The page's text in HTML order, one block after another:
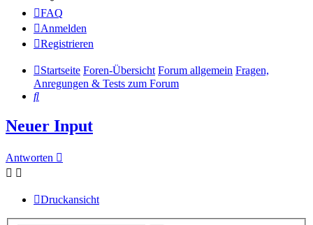
FAQ
Anmelden
Registrieren
Startseite Foren-Übersicht Forum allgemein Fragen,
Anregungen & Tests zum Forum
Suche
Neuer Input
Antworten
Druckansicht